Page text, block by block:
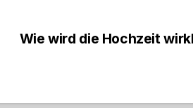
Wie wird die Hochzeit